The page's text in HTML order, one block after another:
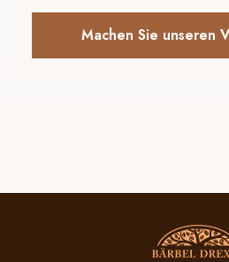
Machen Sie unseren